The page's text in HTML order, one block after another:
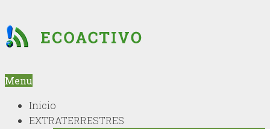
Menu
Inicio
EXTRATERRESTRES